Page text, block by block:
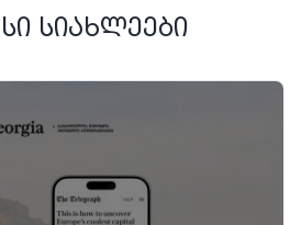
ᲡᲘᲐᲮᲚᲔᲔᲑᲘ